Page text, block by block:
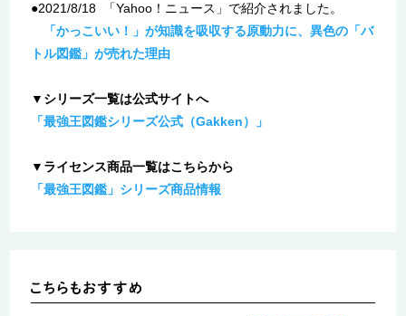
●2021/8/18 「Yahoo！ニュース」で紹介されました。
「かっこいい！」が知識を吸収する原動力に、異色の「バ
トル図鑑」が売れた理由
▼シリーズ一覧は公式サイトへ
「最強王図鑑シリーズ公式（Gakken）」
▼ライセンス商品一覧はこちらから
「最強王図鑑」シリーズ商品情報